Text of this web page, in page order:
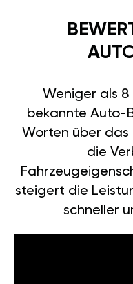
Weniger als
bekannte Auto-
Worten über das
die
steigert die
schneller